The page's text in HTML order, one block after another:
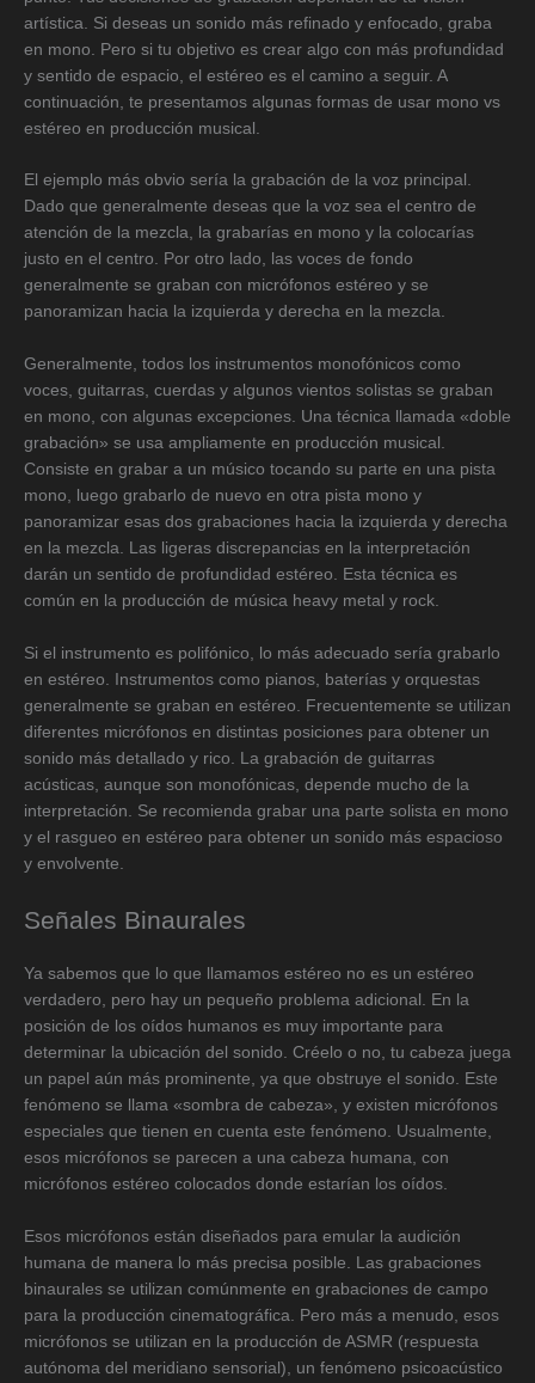
artística. Si deseas un sonido más refinado y enfocado, graba
en mono. Pero si tu objetivo es crear algo con más profundidad
y sentido de espacio, el estéreo es el camino a seguir. A
continuación, te presentamos algunas formas de usar mono vs
estéreo en producción musical.
El ejemplo más obvio sería la grabación de la voz principal.
Dado que generalmente deseas que la voz sea el centro de
atención de la mezcla, la grabarías en mono y la colocarías
justo en el centro. Por otro lado, las voces de fondo
generalmente se graban con micrófonos estéreo y se
panoramizan hacia la izquierda y derecha en la mezcla.
Generalmente, todos los instrumentos monofónicos como
voces, guitarras, cuerdas y algunos vientos solistas se graban
en mono, con algunas excepciones. Una técnica llamada «doble
grabación» se usa ampliamente en producción musical.
Consiste en grabar a un músico tocando su parte en una pista
mono, luego grabarlo de nuevo en otra pista mono y
panoramizar esas dos grabaciones hacia la izquierda y derecha
en la mezcla. Las ligeras discrepancias en la interpretación
darán un sentido de profundidad estéreo. Esta técnica es
común en la producción de música heavy metal y rock.
Si el instrumento es polifónico, lo más adecuado sería grabarlo
en estéreo. Instrumentos como pianos, baterías y orquestas
generalmente se graban en estéreo. Frecuentemente se utilizan
diferentes micrófonos en distintas posiciones para obtener un
sonido más detallado y rico. La grabación de guitarras
acústicas, aunque son monofónicas, depende mucho de la
interpretación. Se recomienda grabar una parte solista en mono
y el rasgueo en estéreo para obtener un sonido más espacioso
y envolvente.
Señales Binaurales
Ya sabemos que lo que llamamos estéreo no es un estéreo
verdadero, pero hay un pequeño problema adicional. En la
posición de los oídos humanos es muy importante para
determinar la ubicación del sonido. Créelo o no, tu cabeza juega
un papel aún más prominente, ya que obstruye el sonido. Este
fenómeno se llama «sombra de cabeza», y existen micrófonos
especiales que tienen en cuenta este fenómeno. Usualmente,
esos micrófonos se parecen a una cabeza humana, con
micrófonos estéreo colocados donde estarían los oídos.
Esos micrófonos están diseñados para emular la audición
humana de manera lo más precisa posible. Las grabaciones
binaurales se utilizan comúnmente en grabaciones de campo
para la producción cinematográfica. Pero más a menudo, esos
micrófonos se utilizan en la producción de ASMR (respuesta
autónoma del meridiano sensorial), un fenómeno psicoacústico